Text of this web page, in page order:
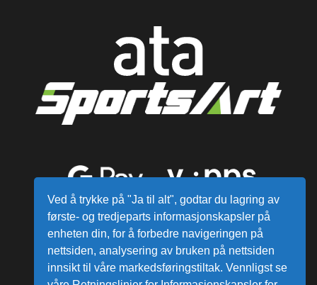
Ved å trykke på "Ja til alt", godtar du lagring av
første- og tredjeparts informasjonskapsler på
enheten din, for å forbedre navigeringen på
nettsiden, analysering av bruken på nettsiden
innsikt til våre markedsføringstiltak. Vennligst se